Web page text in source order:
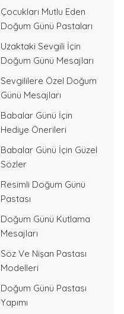
Çocukları Mutlu Eden
Doğum Günü Pastaları
Uzaktaki Sevgili İçin
Doğum Günü Mesajları
Sevgililere Özel Doğum
Günü Mesajları
Babalar Günü İçin
Hediye Önerileri
Babalar Günü İçin Güzel
Sözler
Resimli Doğum Günü
Pastası
Doğum Günü Kutlama
Mesajları
Söz Ve Nişan Pastası
Modelleri
Doğum Günü Pastası
Yapımı